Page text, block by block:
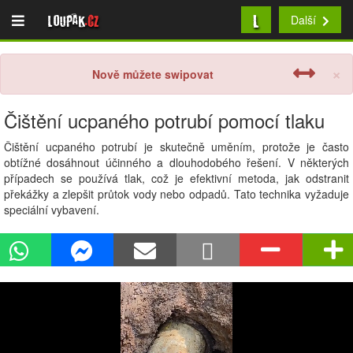
Loupak.cz L Další
×
Nově můžete swipovat
Čištění ucpaného potrubí pomocí tlaku
Čištění ucpaného potrubí je skutečně uměním, protože je často
obtížné dosáhnout účinného a dlouhodobého řešení. V některých
případech se používá tlak, což je efektivní metoda, jak odstranit
překážky a zlepšit průtok vody nebo odpadů. Tato technika vyžaduje
speciální vybavení.